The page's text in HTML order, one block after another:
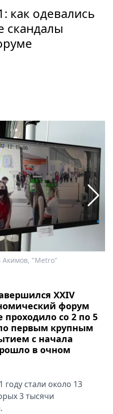
как одевались
скандалы
Акимов, "Metro"
XXIV
форум
со 2 по 5
первым крупным
с начала
в очном
стали около 13
3 тысячи